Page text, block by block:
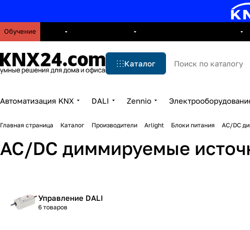
Обучение
Каталог
Автоматизация KNX DALI Zennio
Главная страница Каталог Производители Arlight Блоки питания AC/DC
AC/DC диммируемые
Управление DALI
6 товаров